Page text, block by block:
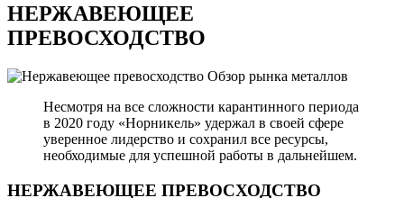
НЕРЖАВЕЮЩЕЕ
ПРЕВОСХОДСТВО
Обзор рынка металлов
Несмотря на все сложности карантинного периода
в 2020 году «Норникель» удержал в своей сфере
уверенное лидерство и сохранил все ресурсы,
необходимые для успешной работы в дальнейшем.
НЕРЖАВЕЮЩЕЕ ПРЕВОСХОДСТВО